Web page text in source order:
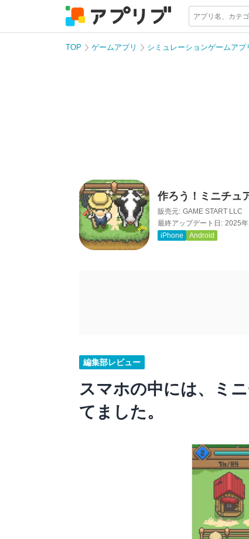
TOP ゲームアプリ シミュレーションゲームアプ
作ろう！ミニチュ
販売元: GAME START LLC
最終アップデート日: 2025
iPhone
Android
編集部レビュー
スマホの中には、ミ
てました。